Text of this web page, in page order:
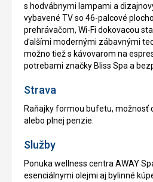
s hodvábnymi lampami a
vybavené TV so 46-palcové
prehrávačom, Wi-Fi dokovacou
ďalšími modernými zábavnými
možno tiež s kávovarom na
potrebami značky Bliss Spa a
Strava
Raňajky formou bufetu, možnosť
alebo plnej penzie.
Služby
Ponuka wellness centra AWAY
esenciálnymi olejmi aj bylinné